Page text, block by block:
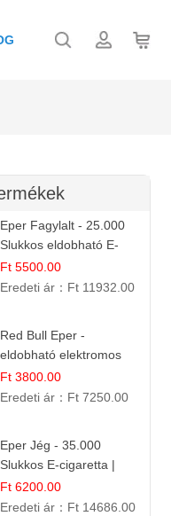
Eper Fagylalt - 25.000
Slukkos eldobható E-
cigaretta | Édes
Desszert Íz
Ft 5500.00
Eredeti ár： Ft 11932.00
Red Bull Eper -
eldobható elektromos
cigi | Energizáló
Gyümölcs Íz
Ft 3800.00
Eredeti ár： Ft 7250.00
Eper Jég - 35.000
Slukkos E-cigaretta |
IBVape Bar
Ft 6200.00
Eredeti ár： Ft 14686.00